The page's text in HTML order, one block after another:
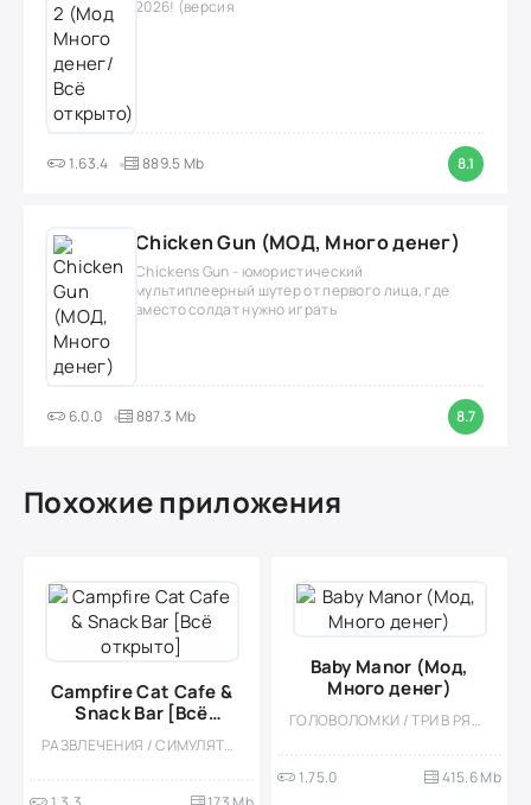
2026! (версия
1.63.4 889.5 Mb 8.1
Chicken Gun (МОД, Много денег)
Chickens Gun - юмористический
мультиплеерный шутер от первого лица, где
вместо солдат нужно играть
6.0.0 887.3 Mb 8.7
Похожие приложения
Campfire Cat Cafe &
Snack Bar [Всё
открыто]
РАЗВЛЕЧЕНИЯ / СИМУЛЯТОРЫ / ИНДИ / УПРАВЛЕНИЕ / КАЗУАЛЬНЫЕ / МИЛАЯ / ОДНОПОЛЬЗОВАТЕЛЬСКИЕ / СТИЛИЗАЦИЯ / ПО МУЛЬТФИЛЬМАМ / ОФЛАЙН / МОД / ДЛЯ ДЕТЕЙ
Baby Manor (Мод,
Много денег)
ГОЛОВОЛОМКИ / ТРИ В РЯД / КАЗУАЛЬНЫЕ / ОДНОПОЛЬЗОВАТЕЛЬСКИЕ / ДЛЯ ДЕТЕЙ / СТИЛИЗАЦИЯ / ОФЛАЙН / МОД
1.75.0 415.6 Mb